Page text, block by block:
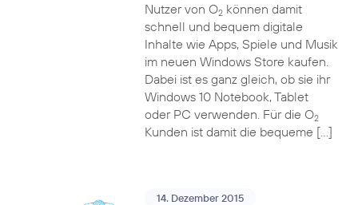
Nutzer von O2können damit
schnell und bequem digitale
Inhalte wie Apps, Spiele und Musik
im neuen Windows Store kaufen.
Dabei ist es ganz gleich, ob sie ihr
Windows 10 Notebook, Tablet
oder PC verwenden. Für die O2
Kunden ist damit die bequeme […]
14. Dezember 2015